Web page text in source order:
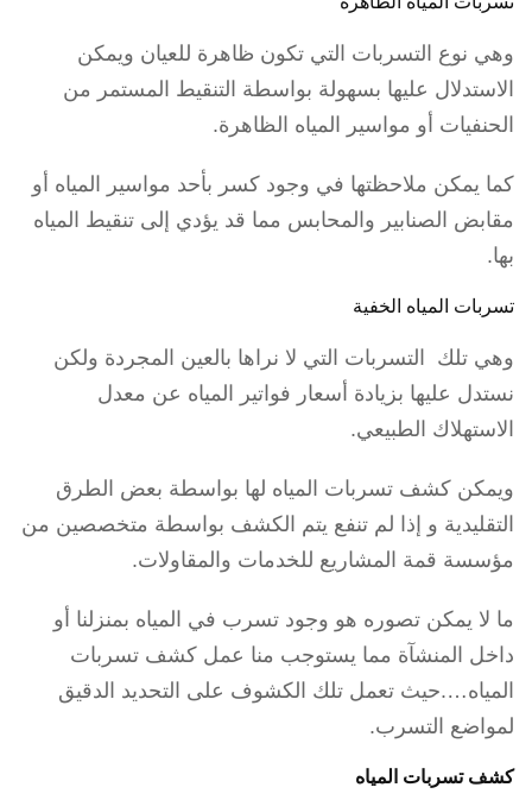
وهي نوع التسربات التي تكون ظاهرة للعيان ويمكن
الاستدلال عليها بسهولة بواسطة التنقيط المستمر من
الحنفيات أو مواسير المياه الظاهرة.
كما يمكن ملاحظتها في وجود كسر بأحد مواسير المياه أو
مقابض الصنابير والمحابس مما قد يؤدي إلى تنقيط المياه
بها.
تسربات المياه الخفية
وهي تلك التسربات التي لا نراها بالعين المجردة ولكن
نستدل عليها بزيادة أسعار فواتير المياه عن معدل
الاستهلاك الطبيعي.
ويمكن كشف تسربات المياه لها بواسطة بعض الطرق
التقليدية و إذا لم تنفع يتم الكشف بواسطة متخصصين من
مؤسسة قمة المشاريع للخدمات والمقاولات.
ما لا يمكن تصوره هو وجود تسرب في المياه بمنزلنا أو
داخل المنشآة مما يستوجب منا عمل كشف تسربات
المياه….حيث تعمل تلك الكشوف على التحديد الدقيق
لمواضع التسرب.
كشف تسربات المياه